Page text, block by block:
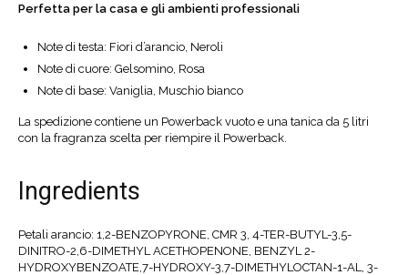
Perfetta per la casa e gli ambienti professionali
Note di testa: Fiori d’arancio, Neroli
Note di cuore: Gelsomino, Rosa
Note di base: Vaniglia, Muschio bianco
La spedizione contiene un Powerback vuoto e una tanica da 5 litri
con la fragranza scelta per riempire il Powerback.
Ingredients
Petali arancio: 1,2-BENZOPYRONE, CMR 3, 4-TER-BUTYL-3,5-
DINITRO-2,6-DIMETHYL ACETHOPENONE, BENZYL 2-
HYDROXYBENZOATE,7-HYDROXY-3,7-DIMETHYLOCTAN-1-AL, 3-